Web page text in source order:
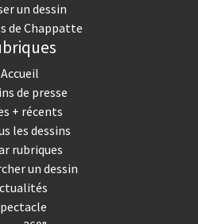
un dessin
de Chappatte
Accueil
de presse
+ récents
les dessins
rubriques
un dessin